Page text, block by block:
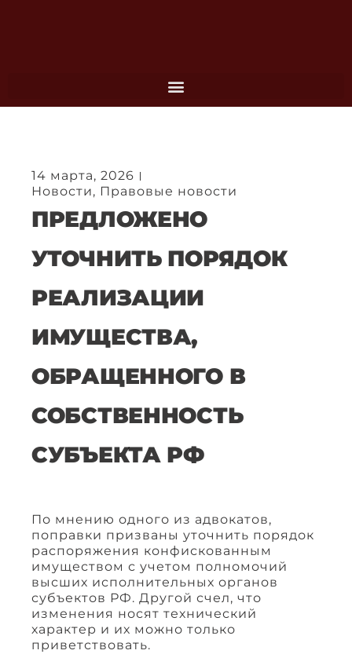
14 марта, 2026
Новости, Правовые новости
ПРЕДЛОЖЕНО
УТОЧНИТЬ ПОРЯДОК
РЕАЛИЗАЦИИ
ИМУЩЕСТВА,
ОБРАЩЕННОГО В
СОБСТВЕННОСТЬ
СУБЪЕКТА РФ
По мнению одного из адвокатов,
поправки призваны уточнить порядок
распоряжения конфискованным
имуществом с учетом полномочий
высших исполнительных органов
субъектов РФ. Другой счел, что
изменения носят технический
характер и их можно только
приветствовать.